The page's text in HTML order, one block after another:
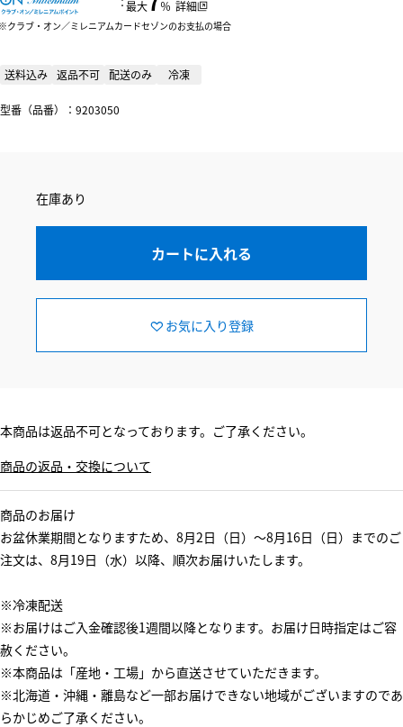
最大 ％ 詳細
クラブ・オン／ミレニアムカードセゾンのお支払の場合
送料込み 返品不可 配送のみ 冷凍
型番（品番）：9203050
在庫あり
カートに入れる
お気に入り登録
本商品は返品不可となっております。ご了承ください。
商品の返品・交換について
商品のお届け
お盆休業期間となりますため、8月2日（日）～8月16日（日）までのご
注文は、8月19日（水）以降、順次お届けいたします。
※冷凍配送
※お届けはご入金確認後1週間以降となります。お届け日時指定はご容
赦ください。
※本商品は「産地・工場」から直送させていただきます。
※北海道・沖縄・離島など一部お届けできない地域がございますのであ
らかじめご了承ください。